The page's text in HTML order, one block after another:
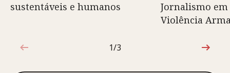
sustentáveis e humanos
Jornalismo
Violência
1 de 3
1/3